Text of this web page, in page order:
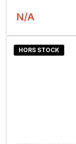
N/A
HORS STOCK